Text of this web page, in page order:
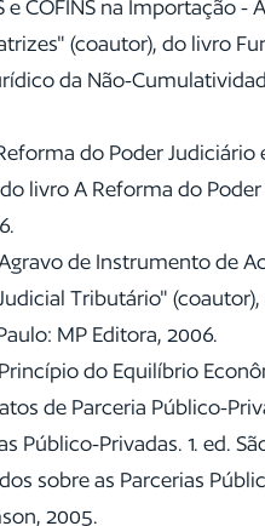
e COFINS na Importação -
(coautor), do livro
da Não-
do Poder
livro A Reforma do
de Instrumento de
Tributário"
MP Editora, 2006.
do Equilíbrio
de Parceria Público-
Público-Privadas. 1. ed.
sobre as Parcerias
2005.